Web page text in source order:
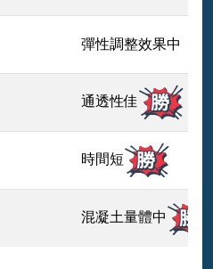
彈性調整效果中
通透性佳
時間短
混凝土量體中